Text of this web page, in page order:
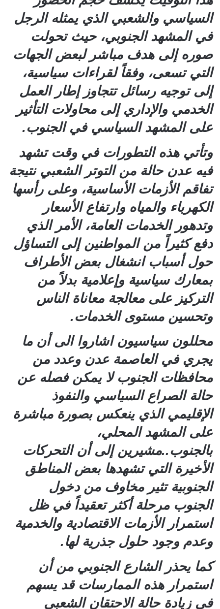
السياسي والشعبي الذي يمثله الرجل
في المشهد الجنوبي، حيث تحولت
صوره إلى هدف مباشر لبعض الجهات
التي تسعى، وفقاً لقراءات سياسية،
إلى توجيه رسائل تتجاوز إطار العمل
الخدمي والإداري إلى محاولات التأثير
على المشهد السياسي في الجنوب.
وتأتي هذه التطورات في وقت تشهد
فيه عدن حالة من التوتر الشعبي نتيجة
تفاقم الأزمات الأساسية، وعلى رأسها
الكهرباء والمياه وارتفاع الأسعار
وتدهور الخدمات العامة، الأمر الذي
دفع كثيراً من المواطنين إلى التساؤل
حول أسباب انشغال بعض الأطراف
بمعارك سياسية وإعلامية بدلاً من
التركيز على معالجة معاناة الناس
وتحسين مستوى الخدمات.
محللون سياسيون اشاروا الى أن ما
يجري في العاصمة عدن وعدد من
محافظات الجنوب لا يمكن فصله عن
حالة الصراع السياسي والنفوذ
الإقليمي الذي ينعكس بصورة مباشرة
على المشهد المحلي،
بالجنوب..مشيرين إلى أن التحركات
الأخيرة التي تشهدها بعض المناطق
الجنوبية تثير مخاوف من دخول
الجنوب مرحلة أكثر تعقيداً في ظل
استمرار الأزمات الاقتصادية والخدمية
وعدم وجود حلول جذرية لها.
كما يحذر الشارع الجنوبي من أن
استمرار هذه الممارسات قد يسهم
في زيادة حالة الاحتقان الشعبي